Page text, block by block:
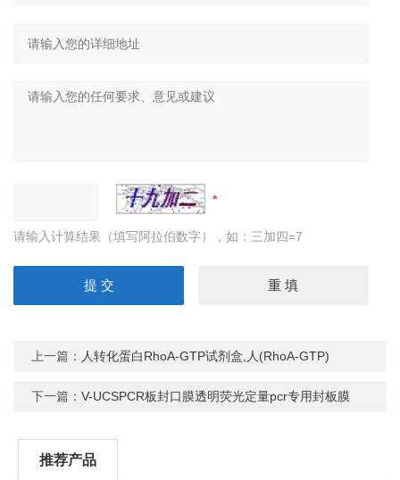
请输入计算结果（填写阿拉伯数字），如：三加四=7
上一篇： 人转化蛋白RhoA-GTP试剂盒,人(RhoA-GTP)
下一篇：V-UCSPCR板封口膜透明荧光定量pcr专用封板膜
推荐产品